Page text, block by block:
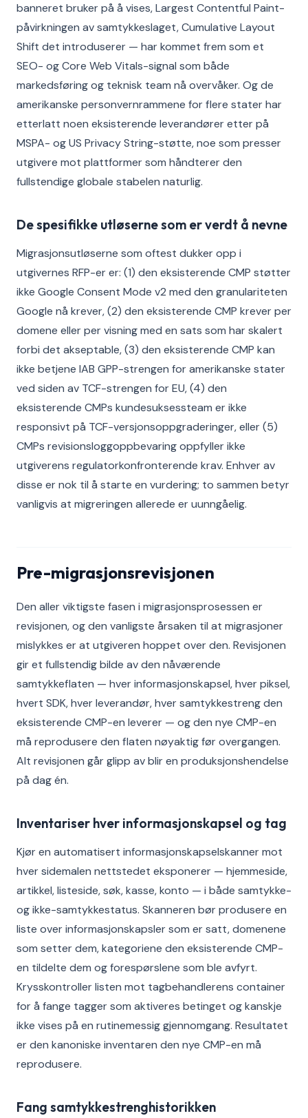
banneret bruker på å vises, Largest Contentful Paint-
påvirkningen av samtykkeslaget, Cumulative Layout
Shift det introduserer — har kommet frem som et
SEO- og Core Web Vitals-signal som både
markedsføring og teknisk team nå overvåker. Og de
amerikanske personvernrammene for flere stater har
etterlatt noen eksisterende leverandører etter på
MSPA- og US Privacy String-støtte, noe som presser
utgivere mot plattformer som håndterer den
fullstendige globale stabelen naturlig.
De spesifikke utløserne som er verdt å nevne
Migrasjonsutløserne som oftest dukker opp i
utgivernes RFP-er er: (1) den eksisterende CMP støtter
ikke Google Consent Mode v2 med den granulariteten
Google nå krever, (2) den eksisterende CMP krever per
domene eller per visning med en sats som har skalert
forbi det akseptable, (3) den eksisterende CMP kan
ikke betjene IAB GPP-strengen for amerikanske stater
ved siden av TCF-strengen for EU, (4) den
eksisterende CMPs kundesuksessteam er ikke
responsivt på TCF-versjonsoppgraderinger, eller (5)
CMPs revisionsloggoppbevaring oppfyller ikke
utgiverens regulatorkonfronterende krav. Enhver av
disse er nok til å starte en vurdering; to sammen betyr
vanligvis at migreringen allerede er uunngåelig.
Pre-migrasjonsrevisjonen
Den aller viktigste fasen i migrasjonsprosessen er
revisjonen, og den vanligste årsaken til at migrasjoner
mislykkes er at utgiveren hoppet over den. Revisjonen
gir et fullstendig bilde av den nåværende
samtykkeflaten — hver informasjonskapsel, hver piksel,
hvert SDK, hver leverandør, hver samtykkestreng den
eksisterende CMP-en leverer — og den nye CMP-en
må reprodusere den flaten nøyaktig før overgangen.
Alt revisjonen går glipp av blir en produksjonshendelse
på dag én.
Inventariser hver informasjonskapsel og tag
Kjør en automatisert informasjonskapselskanner mot
hver sidemalen nettstedet eksponerer — hjemmeside,
artikkel, listeside, søk, kasse, konto — i både samtykke-
og ikke-samtykkestatus. Skanneren bør produsere en
liste over informasjonskapsler som er satt, domenene
som setter dem, kategoriene den eksisterende CMP-
en tildelte dem og forespørslene som ble avfyrt.
Krysskontroller listen mot tagbehandlerens container
for å fange tagger som aktiveres betinget og kanskje
ikke vises på en rutinemessig gjennomgang. Resultatet
er den kanoniske inventaren den nye CMP-en må
reprodusere.
Fang samtykkestrenghistorikken